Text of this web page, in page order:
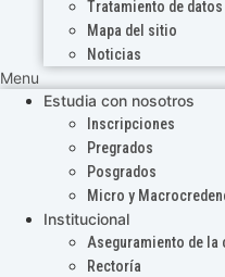
Tratamiento de datos
Mapa del sitio
Noticias
Menu
Estudia con nosotros
Inscripciones
Pregrados
Posgrados
Micro y
Institucional
Aseguramiento de la
Rectoría